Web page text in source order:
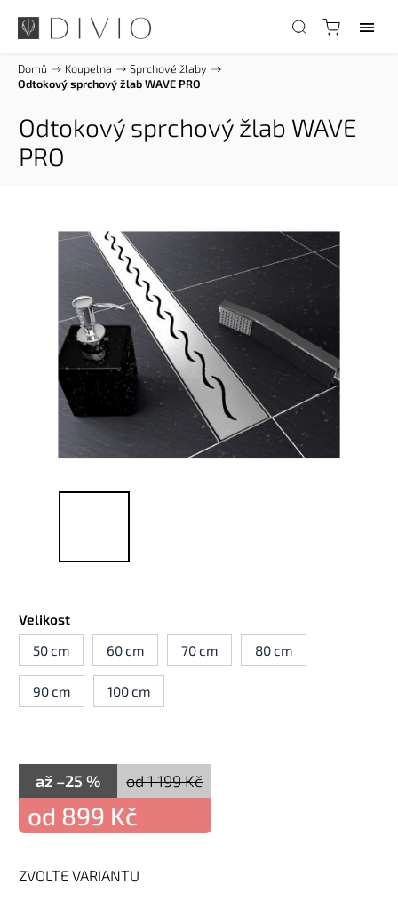
Domů / Koupelna / Sprchové žlaby /
Odtokový sprchový žlab WAVE PRO
Odtokový sprchový žlab WAVE
PRO
Velikost
50 cm
60 cm 70 cm 80 cm
90 cm 100 cm
od 1 199 Kč
až –25 %
od 899 Kč
ZVOLTE VARIANTU